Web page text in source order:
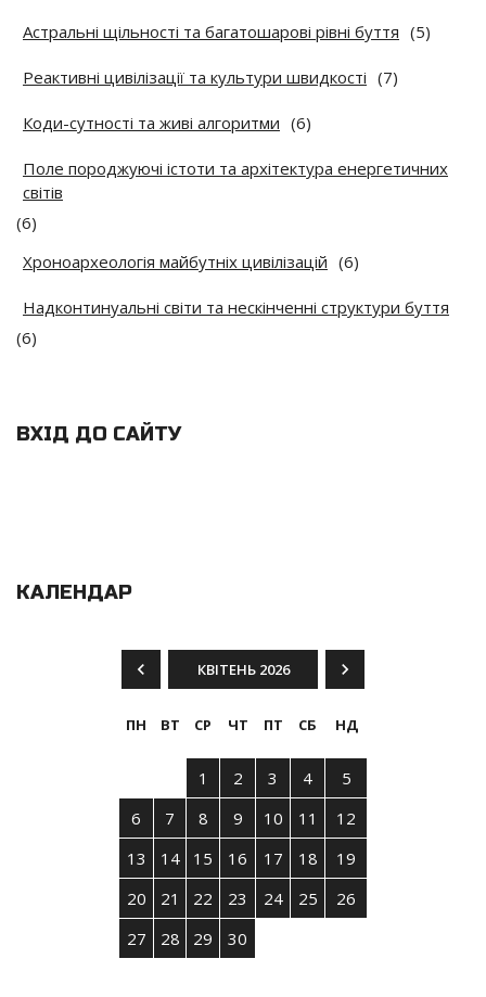
Астральні щільності та багатошарові рівні буття (5)
Реактивні цивілізації та культури швидкості (7)
Коди-сутності та живі алгоритми (6)
Поле породжуючі істоти та архітектура енергетичних
світів
(6)
Хроноархеологія майбутніх цивілізацій (6)
Надконтинуальні світи та нескінченні структури буття
(6)
ВХІД ДО САЙТУ
КАЛЕНДАР
КВІТЕНЬ 2026
ПН ВТ СР ЧТ ПТ СБ НД
1 2 3 4
5
6
7 8 9 10 11
12
13
14 15 16 17 18
19
20
21 22 23 24 25
26
27
28 29 30